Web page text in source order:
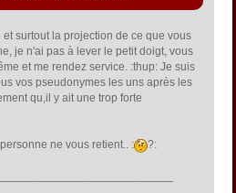
surtout la projection de ce que vous
je n'ai pas à lever le petit doigt, vous
et me rendez service. :thup: Je suis
vos pseudonymes les uns après les
qu,il y ait une trop forte
ne vous retient.. : ?: